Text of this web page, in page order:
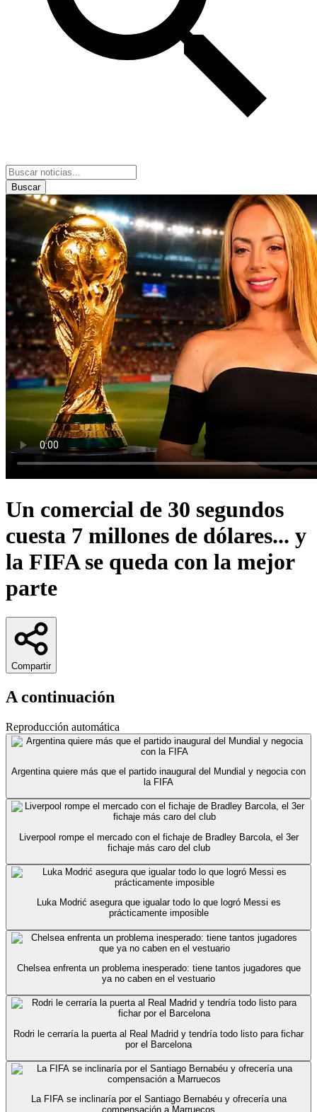
Buscar
Un comercial de 30 segundos
cuesta 7 millones de dólares... y
la FIFA se queda con la mejor
parte
Compartir
A continuación
Reproducción automática
Argentina quiere más que el partido inaugural del Mundial y negocia con
la FIFA
Liverpool rompe el mercado con el fichaje de Bradley Barcola, el 3er
fichaje más caro del club
Luka Modrić asegura que igualar todo lo que logró Messi es
prácticamente imposible
Chelsea enfrenta un problema inesperado: tiene tantos jugadores que
ya no caben en el vestuario
Rodri le cerraría la puerta al Real Madrid y tendría todo listo para fichar
por el Barcelona
La FIFA se inclinaría por el Santiago Bernabéu y ofrecería una
compensación a Marruecos